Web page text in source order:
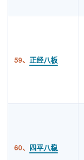
59、 正经八板
60、 四平八稳